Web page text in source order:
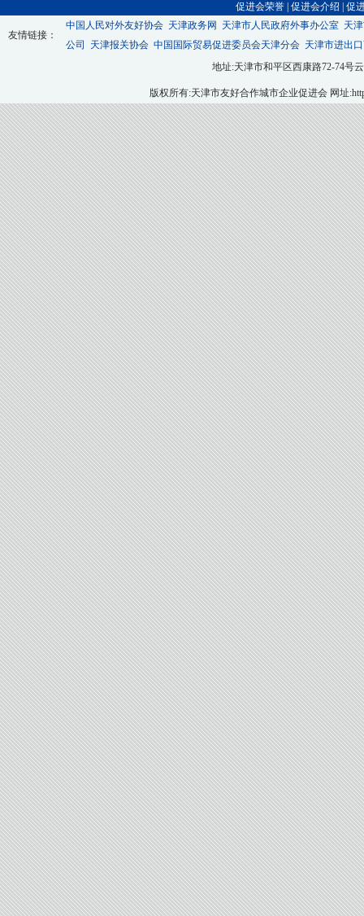
促进会荣誉 促进会介绍 促
友情链接：
中国人民对外友好协会 天津政务网 天津市人民政府外事办公室 天
公司
天津报关协会 中国国际贸易促进委员会天津分会 天津市进出
地址:天津市和平区西康路72-74号云
版权所有:天津市友好合作城市企业促进会 网址